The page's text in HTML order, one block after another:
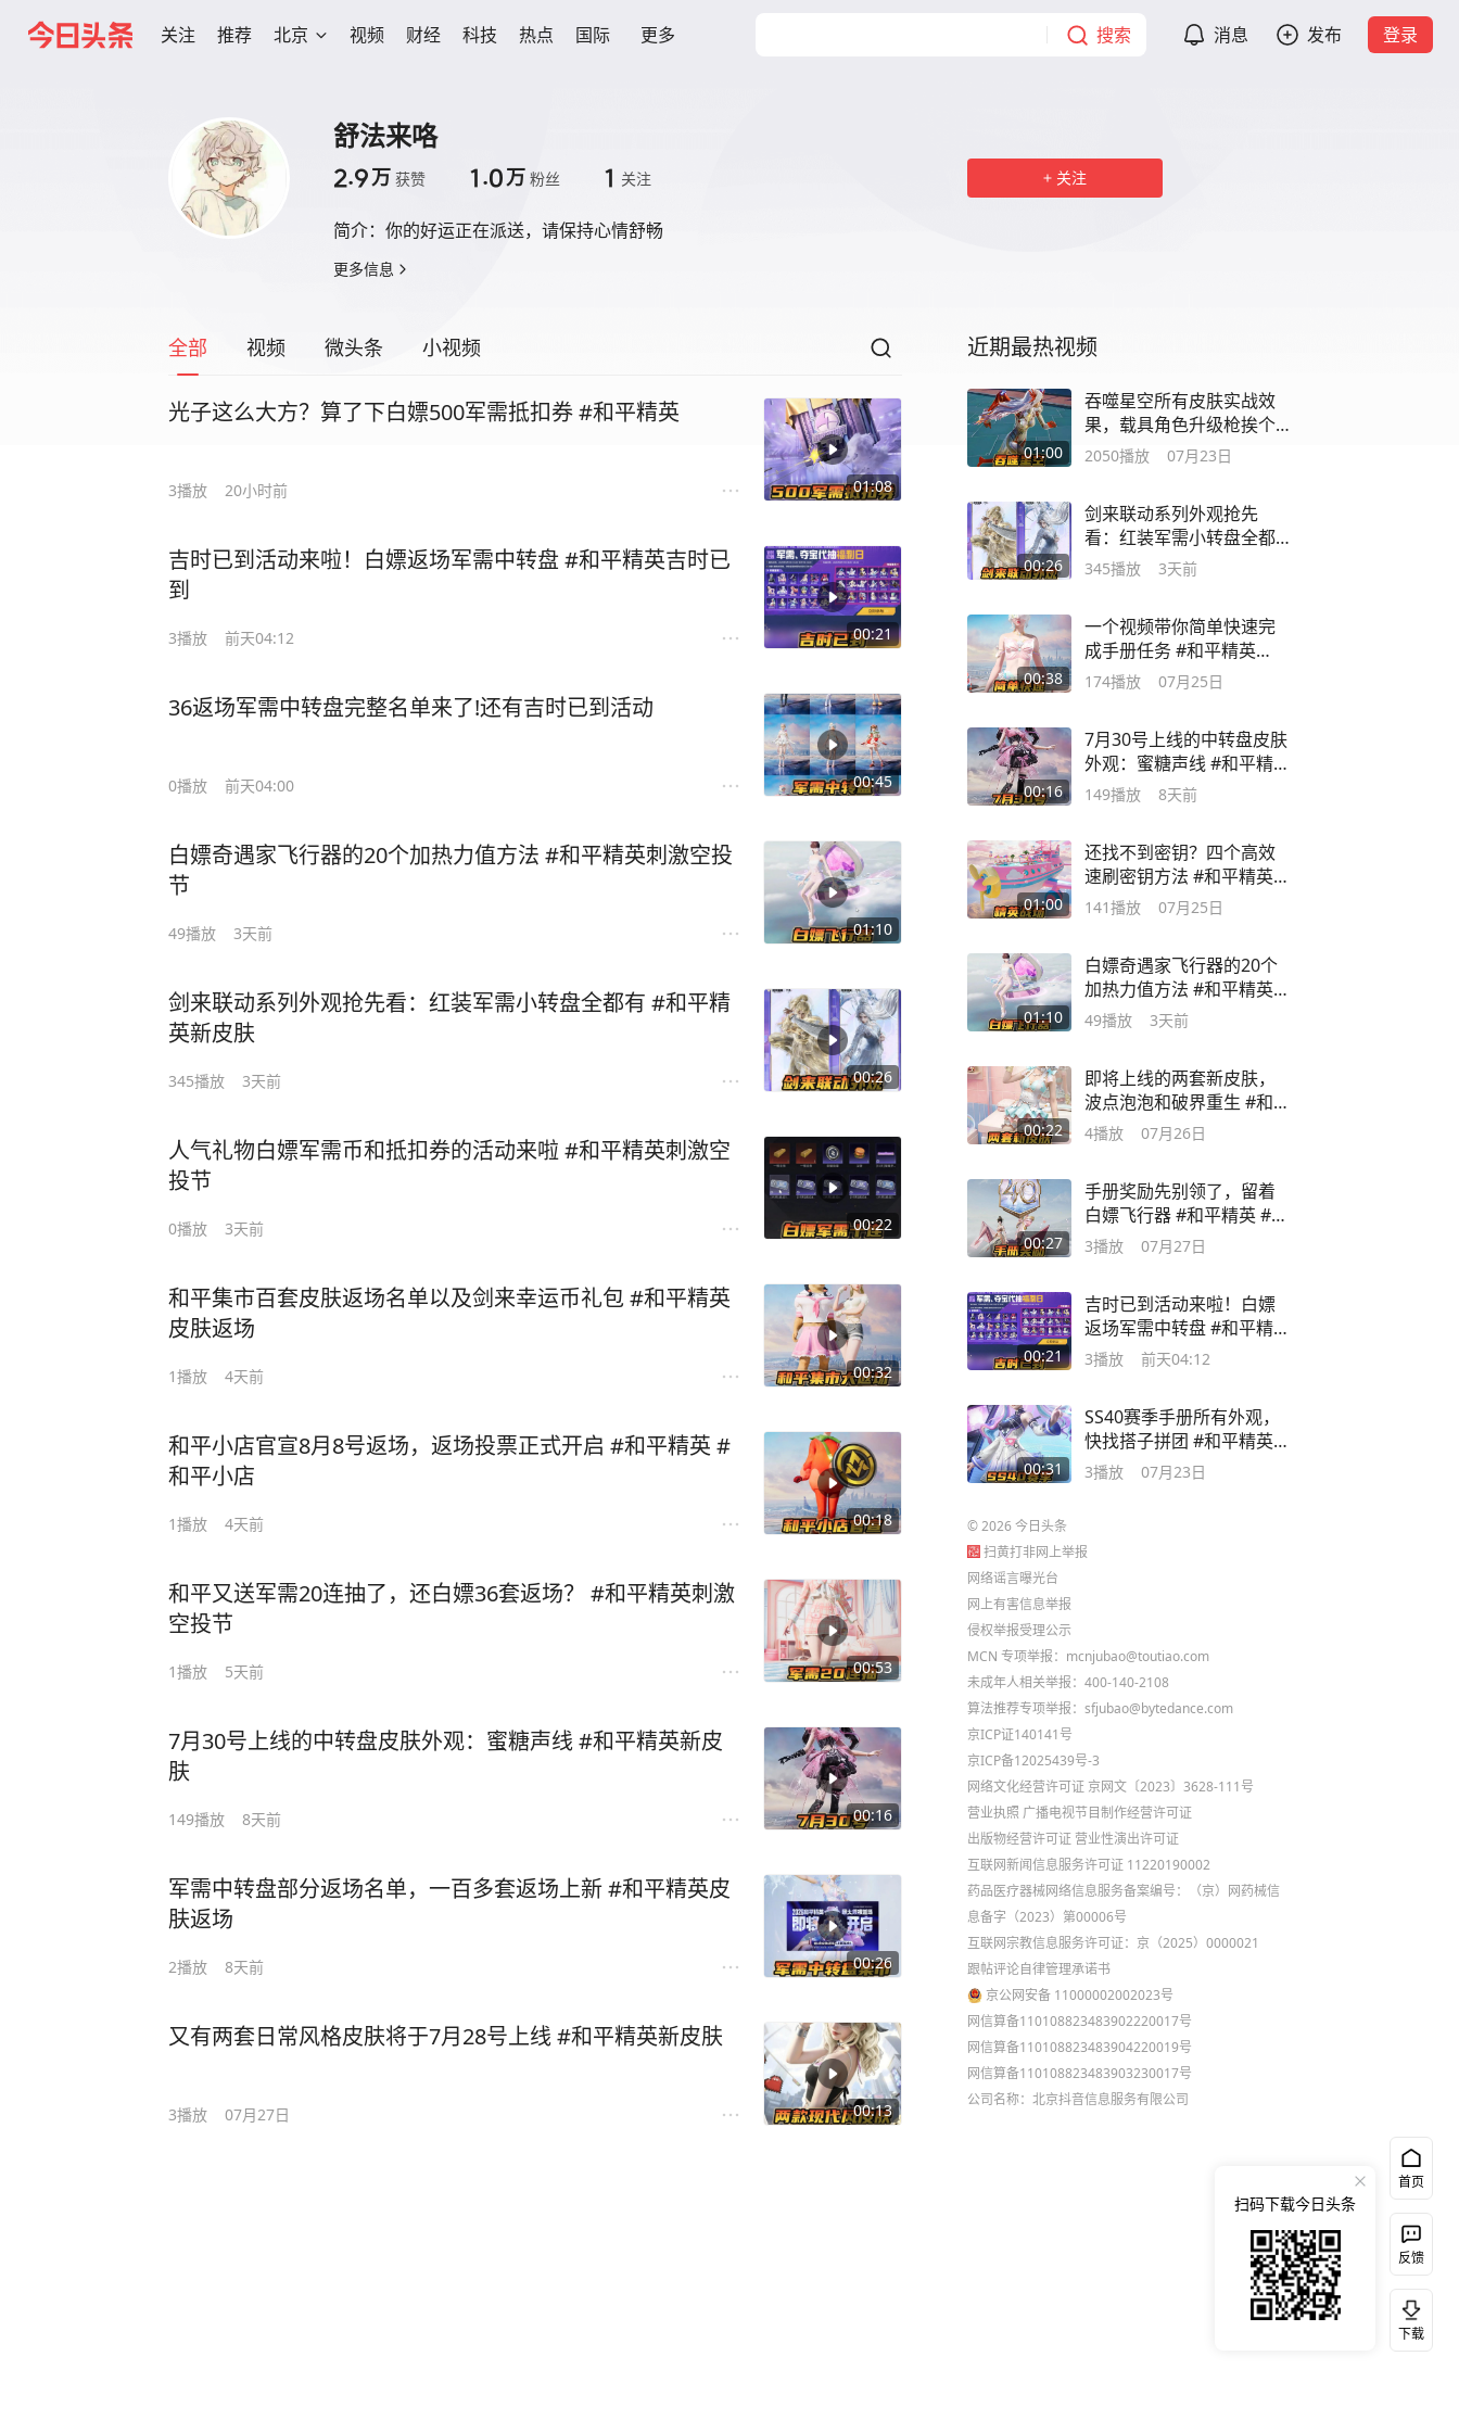
关注 推荐 北京 视频 财经 科技 热点 国际 更多 搜索 消息 发布 登录
舒法来咯
2.9万 获赞 1.0万 粉丝 1 关注
简介： 你的好运正在派送，请保持心情舒畅
更多信息
关注
全部 视频 微头条 小视频
01:08
光子这么大方？算了下白嫖500军需抵扣券 #和平精英
3播放 20小时前
00:21
吉时已到活动来啦！白嫖返场军需中转盘 #和平精英吉时已
到
3播放 前天04:12
00:45
36返场军需中转盘完整名单来了!还有吉时已到活动
0播放 前天04:00
01:10
白嫖奇遇家飞行器的20个加热力值方法 #和平精英刺激空投
节
49播放 3天前
00:26
剑来联动系列外观抢先看：红装军需小转盘全都有 #和平精
英新皮肤
345播放 3天前
00:22
人气礼物白嫖军需币和抵扣券的活动来啦 #和平精英刺激空
投节
0播放 3天前
00:32
和平集市百套皮肤返场名单以及剑来幸运币礼包 #和平精英
皮肤返场
1播放 4天前
00:18
和平小店官宣8月8号返场，返场投票正式开启 #和平精英 #
和平小店
1播放 4天前
00:53
和平又送军需20连抽了，还白嫖36套返场？ #和平精英刺激
空投节
1播放 5天前
00:16
7月30号上线的中转盘皮肤外观：蜜糖声线 #和平精英新皮
肤
149播放 8天前
00:26
军需中转盘部分返场名单，一百多套返场上新 #和平精英皮
肤返场
2播放 8天前
00:13
又有两套日常风格皮肤将于7月28号上线 #和平精英新皮肤
3播放 07月27日
近期最热视频
01:00
吞噬星空所有皮肤实战效
果，载具角色升级枪挨个
看
2050播放 07月23日
00:26
剑来联动系列外观抢先
看：红装军需小转盘全都
有 #和平精英新皮肤
345播放 3天前
00:38
一个视频带你简单快速完
成手册任务 #和平精英
SS40新赛季
174播放 07月25日
00:16
7月30号上线的中转盘皮肤
外观：蜜糖声线 #和平精英
新皮肤
149播放 8天前
01:00
还找不到密钥？四个高效
速刷密钥方法 #和平精英夏
日探险
141播放 07月25日
01:10
白嫖奇遇家飞行器的20个
加热力值方法 #和平精英刺
激空投节
49播放 3天前
00:22
即将上线的两套新皮肤，
波点泡泡和破界重生 #和平
精英
4播放 07月26日
00:27
手册奖励先别领了，留着
白嫖飞行器 #和平精英 #和
平精英集结家
3播放 07月27日
00:21
吉时已到活动来啦！白嫖
返场军需中转盘 #和平精英
吉时已到
3播放 前天04:12
00:31
SS40赛季手册所有外观，
快找搭子拼团 #和平精英新
皮肤
3播放 07月23日
©2026今日头条
扫黄打非网上举报
网络谣言曝光台
网上有害信息举报
侵权举报受理公示
MCN 专项举报：mcnjubao@toutiao.com
未成年人相关举报：400-140-2108
算法推荐专项举报：sfjubao@bytedance.com
京ICP证140141号
京ICP备12025439号-3
网络文化经营许可证 京网文〔2023〕3628-111号
营业执照 广播电视节目制作经营许可证
出版物经营许可证 营业性演出许可证
互联网新闻信息服务许可证 11220190002
药品医疗器械网络信息服务备案编号：（京）网药械信
息备字（2023）第00006号
互联网宗教信息服务许可证：京（2025）0000021
跟帖评论自律管理承诺书
京公网安备 11000002002023号
网信算备110108823483902220017号
网信算备110108823483904220019号
网信算备110108823483903230017号
公司名称：北京抖音信息服务有限公司
首页
反馈
下载
扫码下载今日头条